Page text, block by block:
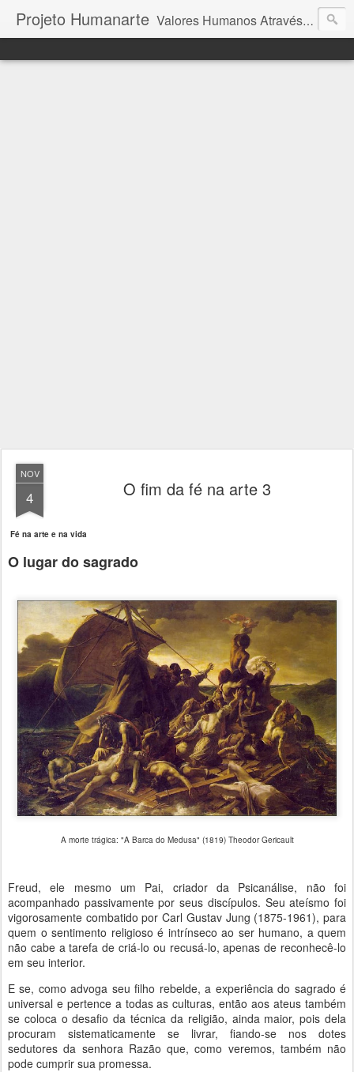
Projeto Humanarte Valores Humanos Através da Arte
NOV
4 O fim da fé na arte 3
Fé na arte e na vida
O lugar do sagrado
A morte trágica: "A Barca do Medusa" (1819) Theodor Gericault
Freud, ele mesmo um Pai, criador da Psicanálise, não foi
acompanhado passivamente por seus discípulos. Seu ateísmo foi
vigorosamente combatido por Carl Gustav Jung (1875-1961), para
quem o sentimento religioso é intrínseco ao ser humano, a quem
não cabe a tarefa de criá-lo ou recusá-lo, apenas de reconhecê-lo
em seu interior.
E se, como advoga seu filho rebelde, a experiência do sagrado é
universal e pertence a todas as culturas, então aos ateus também
se coloca o desafio da técnica da religião, ainda maior, pois dela
procuram sistematicamente se livrar, fiando-se nos dotes
sedutores da senhora Razão que, como veremos, também não
pode cumprir sua promessa.